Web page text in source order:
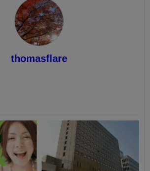
thomasflare